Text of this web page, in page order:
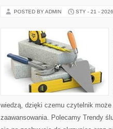
POSTED BY ADMIN STY - 21 - 2026
wiedzą, dzięki czemu czytelnik
zaawansowania. Polecamy Trendy